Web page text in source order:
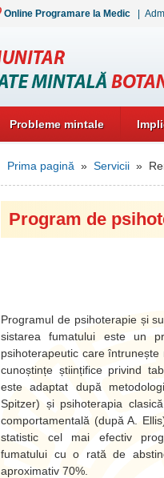
Online Programare la Medic
Probleme mintale
Prima pagină » Servicii »
Program de
Programul de psihoterapie și
sistarea fumatului este un
psihoterapeutic care întrunește
cunoștințe științifice privind
este adaptat după
Spitzer) și psihoterapia
comportamentală (după A.
statistic cel mai efectiv
fumatului cu o rată de
aproximativ 70%.